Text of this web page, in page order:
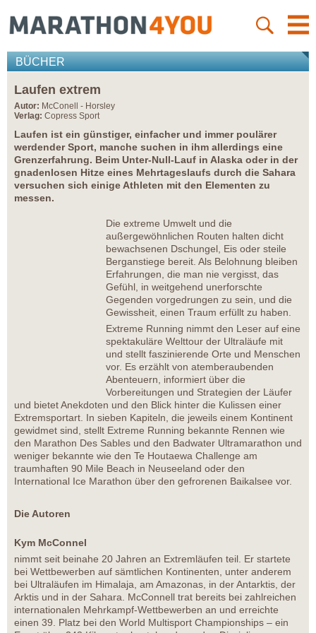
BÜCHER
Laufen extrem
Autor: McConell - Horsley
Verlag: Copress Sport
Laufen ist ein günstiger, einfacher und immer poulärer
werdender Sport, manche suchen in ihm allerdings eine
Grenzerfahrung. Beim Unter-Null-Lauf in Alaska oder in der
gnadenlosen Hitze eines Mehrtageslaufs durch die Sahara
versuchen sich einige Athleten mit den Elementen zu
messen.
Die extreme Umwelt und die
außergewöhnlichen Routen halten dicht
bewachsenen Dschungel, Eis oder steile
Berganstiege bereit. Als Belohnung bleiben
Erfahrungen, die man nie vergisst, das
Gefühl, in weitgehend unerforschte
Gegenden vorgedrungen zu sein, und die
Gewissheit, einen Traum erfüllt zu haben.
Extreme Running nimmt den Leser auf eine
spektakuläre Welttour der Ultraläufe mit
und stellt faszinierende Orte und Menschen
vor. Es erzählt von atemberaubenden
Abenteuern, informiert über die
Vorbereitungen und Strategien der Läufer
und bietet Anekdoten und den Blick hinter die Kulissen einer
Extremsportart. In sieben Kapiteln, die jeweils einem Kontinent
gewidmet sind, stellt Extreme Running bekannte Rennen wie
den Marathon Des Sables und den Badwater Ultramarathon und
weniger bekannte wie den Te Houtaewa Challenge am
traumhaften 90 Mile Beach in Neuseeland oder den
International Ice Marathon über den gefrorenen Baikalsee vor.
Die Autoren
Kym McConnel
nimmt seit beinahe 20 Jahren an Extremläufen teil. Er startete
bei Wettbewerben auf sämtlichen Kontinenten, unter anderem
bei Ultraläufen im Himalaja, am Amazonas, in der Antarktis, der
Arktis und in der Sahara. McConnell trat bereits bei zahlreichen
internationalen Mehrkampf-Wettbewerben an und erreichte
einen 39. Platz bei den World Multisport Championships – ein